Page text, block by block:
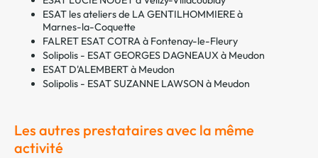
ESAT les ateliers de LA GENTILHOMMIERE à
Marnes-la-Coquette
FALRET ESAT COTRA à Fontenay-le-Fleury
Solipolis - ESAT GEORGES DAGNEAUX à Meudon
ESAT D'ALEMBERT à Meudon
Solipolis - ESAT SUZANNE LAWSON à Meudon
Les autres prestataires avec la même
activité